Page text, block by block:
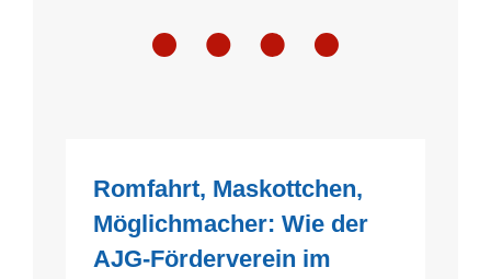
Romfahrt, Maskottchen,
Möglichmacher: Wie der
AJG-Förderverein im